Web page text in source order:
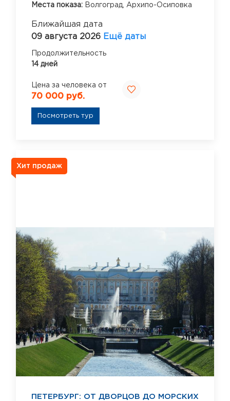
Места показа: Волгоград, Архипо-Осиповка
Ближайшая дата
09 августа 2026 Ещё даты
Продолжительность
14 дней
Цена за человека от
70 000 руб.
Посмотреть тур
Хит продаж
ПЕТЕРБУРГ: ОТ ДВОРЦОВ ДО МОРСКИХ